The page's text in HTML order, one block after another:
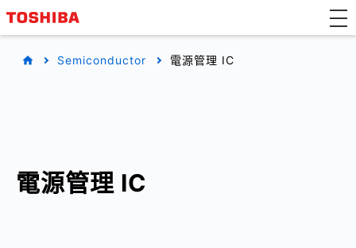
Semiconductor 電源管理 IC
電源管理 IC